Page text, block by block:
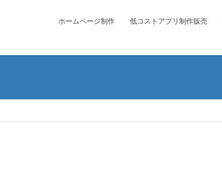
ホームページ制作 低コストアプリ制作販売